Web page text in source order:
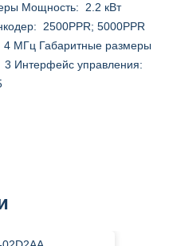
Мощность: 2.2 кВт
2500PPR; 5000PPR
4 МГц Габаритные размеры
Интерфейс управления: